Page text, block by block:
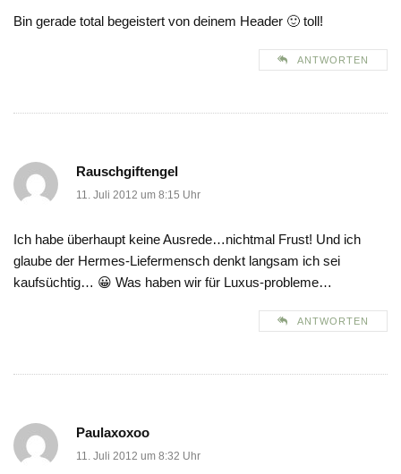
Bin gerade total begeistert von deinem Header 🙂 toll!
ANTWORTEN
Rauschgiftengel
11. Juli 2012 um 8:15 Uhr
Ich habe überhaupt keine Ausrede…nichtmal Frust! Und ich
glaube der Hermes-Liefermensch denkt langsam ich sei
kaufsüchtig… 😀 Was haben wir für Luxus-probleme…
ANTWORTEN
Paulaxoxoo
11. Juli 2012 um 8:32 Uhr